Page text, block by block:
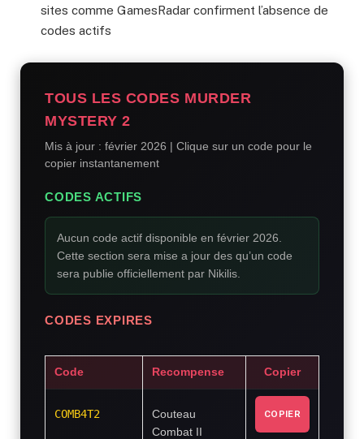
sites comme GamesRadar confirment l’absence de
codes actifs
TOUS LES CODES MURDER
MYSTERY 2
Mis à jour : février 2026 | Clique sur un code pour le
copier instantanement
CODES ACTIFS
Aucun code actif disponible en février 2026.
Cette section sera mise a jour des qu’un code
sera publie officiellement par Nikilis.
CODES EXPIRES
Code Recompense Copier
COMB4T2
Couteau
Combat II
COPIER